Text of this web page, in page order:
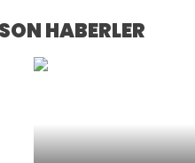
HABERLER